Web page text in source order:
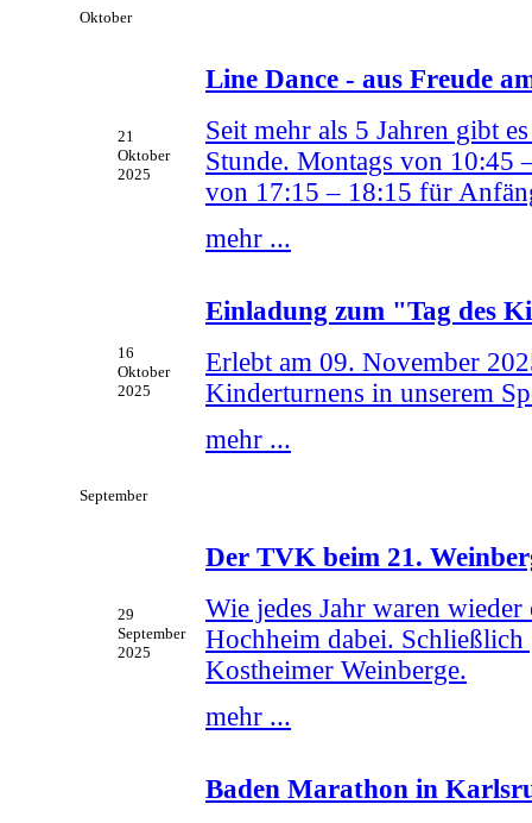
Oktober
21
Oktober
2025
Line Dance - aus Freude
Seit mehr als 5 Jahren gibt
Stunde. Montags von 10:45
von 17:15 – 18:15 für
mehr ...
16
Oktober
2025
Einladung zum "Tag des
Erlebt am 09. November
Kinderturnens in unserem
mehr ...
September
29
September
2025
Der TVK beim 21.
Wie jedes Jahr waren
Hochheim dabei. Schließlich
Kostheimer Weinberge.
mehr ...
Baden Marathon in